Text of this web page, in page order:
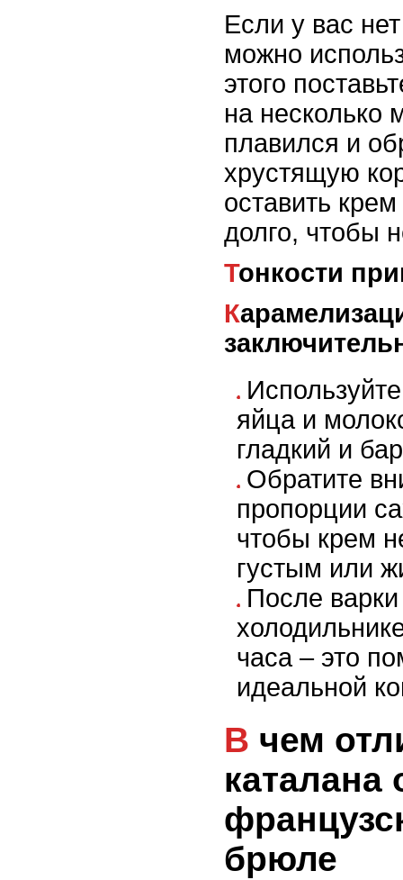
Если у вас
можно
этого
на несколько
плавился и
хрустящую
оставить
долго, чтобы
Тонкости
Карамелизация как
яйца и
гладкий и
Обратите
пропорции
чтобы крем
густым или
После
часа – это
идеальной
В чем отличие крема
каталана
брюле